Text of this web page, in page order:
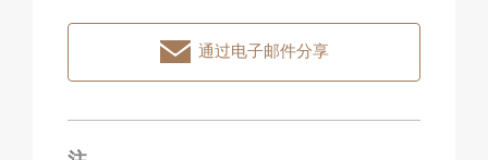
通过电子邮件分享